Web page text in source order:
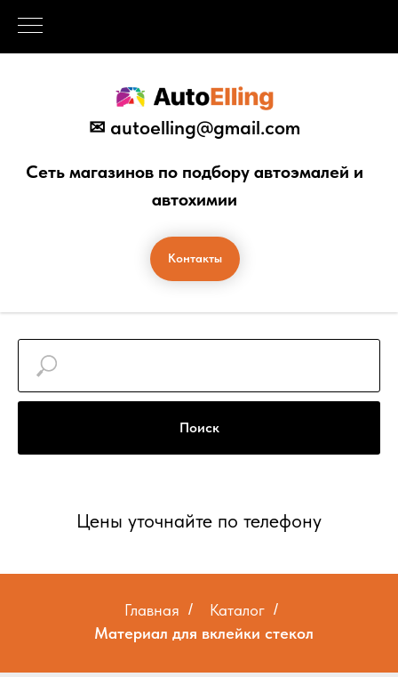
✉ autoelling@gmail.com
Сеть магазинов по подбору автоэмалей и
автохимии
Контакты
Поиск
Цены уточнайте по телефону
Главная / Каталог /
Материал для вклейки стекол